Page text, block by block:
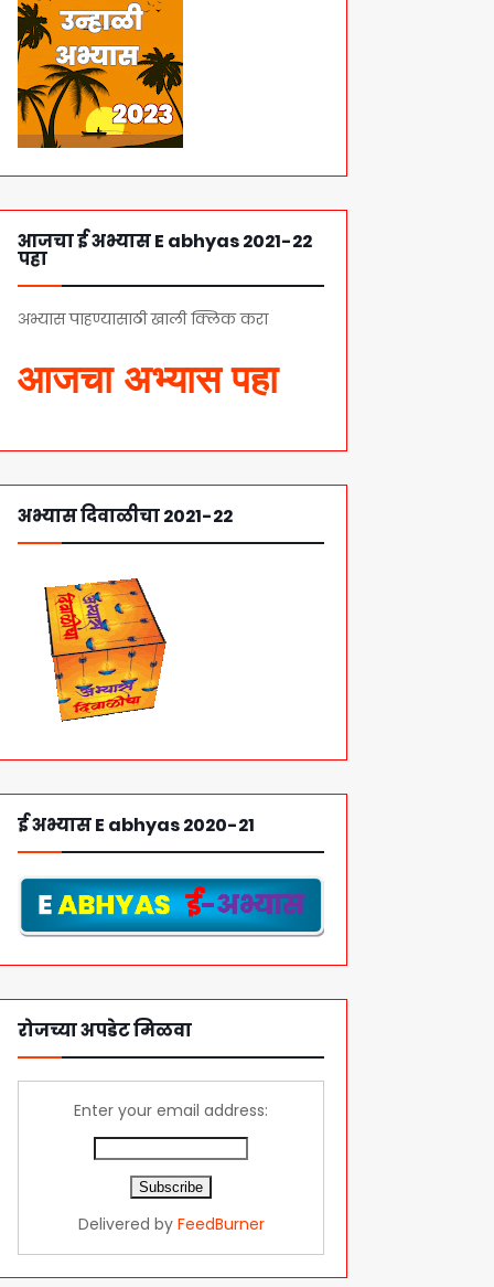
आजचा ई अभ्यास E abhyas 2021-22
पहा
अभ्यास पाहण्यासाठी खाली क्लिक करा
अभ्यास दिवाळीचा 2021-22
ई अभ्यास E abhyas 2020-21
रोजच्या अपडेट मिळवा
Enter your email address:
Delivered by FeedBurner